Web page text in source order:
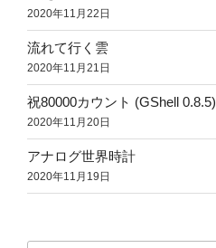
2020年11月22日
流れて行く雲
2020年11月21日
祝80000カウント (GShell 0.8.5)
2020年11月20日
アナログ世界時計
2020年11月19日